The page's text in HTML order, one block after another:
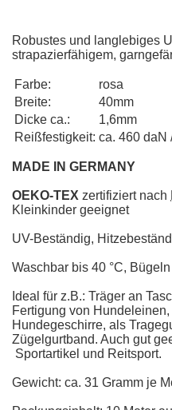
Robustes und langlebiges
strapazierfähigem,
Farbe:
rosa
Breite:
40mm
Dicke ca.:
1,6mm
Reißfestigkeit: ca. 460 daN
MADE IN GERMANY
OEKO-TEX zertifiziert nach
Kleinkinder geeignet
UV-Beständig,
Waschbar bis 40 °C,
Ideal für z.B.: Träger an
Fertigung von
Hundegeschirre, als
Zügelgurtband. Auch gut
Sportartikel und Reitsport.
Gewicht: ca. 31 Gramm je